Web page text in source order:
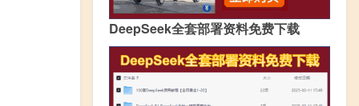
DeepSeek全套部署资料免费下载